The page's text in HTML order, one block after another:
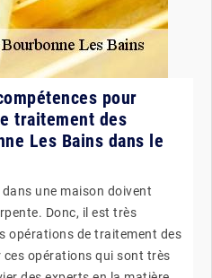
pour
traitement des
Les Bains dans le
une maison doivent
Donc, il est très
opérations de traitement des
opérations qui sont très